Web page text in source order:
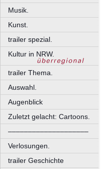
Musik.
Kunst.
trailer spezial.
Kultur in NRW.
trailer Thema.
Auswahl.
Augenblick
Zuletzt gelacht: Cartoons.
––––––––––––––––––––
Verlosungen.
trailer Geschichte